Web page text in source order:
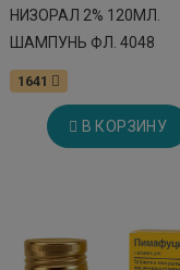
НИЗОРАЛ 2% 120МЛ.
ШАМПУНЬ ФЛ. 4048
1641
В КОРЗИНУ